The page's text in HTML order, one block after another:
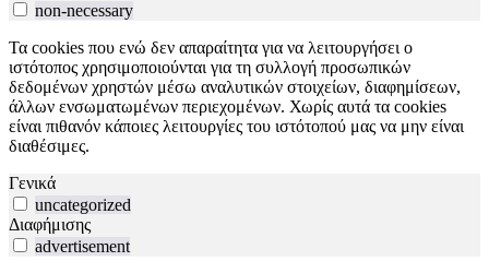
non-necessary
Τα cookies που ενώ δεν απαραίτητα για να λειτουργήσει ο
ιστότοπος χρησιμοποιούνται για τη συλλογή προσωπικών
δεδομένων χρηστών μέσω αναλυτικών στοιχείων, διαφημίσεων,
άλλων ενσωματωμένων περιεχομένων. Χωρίς αυτά τα cookies
είναι πιθανόν κάποιες λειτουργίες του ιστότοπού μας να μην είναι
διαθέσιμες.
Γενικά
uncategorized
Διαφήμισης
advertisement